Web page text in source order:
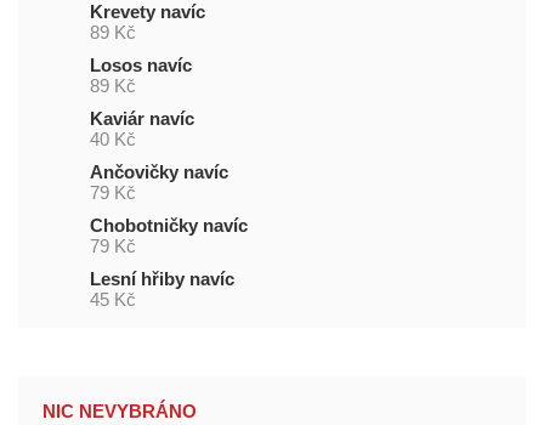
Krevety navíc
89 Kč
Losos navíc
89 Kč
Kaviár navíc
40 Kč
Ančovičky navíc
79 Kč
Chobotničky navíc
79 Kč
Lesní hřiby navíc
45 Kč
NIC NEVYBRÁNO